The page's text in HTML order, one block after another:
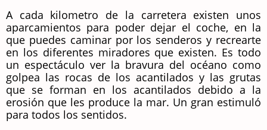
A cada kilometro de la carretera existen unos
aparcamientos para poder dejar el coche, en la
que puedes caminar por los senderos y recrearte
en los diferentes miradores que existen. Es todo
un espectáculo ver la bravura del océano como
golpea las rocas de los acantilados y las grutas
que se forman en los acantilados debido a la
erosión que les produce la mar. Un gran estimuló
para todos los sentidos.